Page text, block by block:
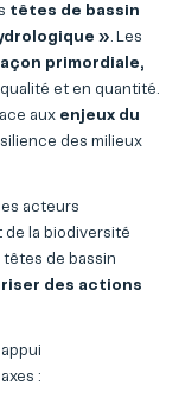
têtes de bassin
». Les
primordiale,
qualité et en quantité.
aux enjeux du
des milieux
acteurs
de la biodiversité
têtes de bassin
des actions
: